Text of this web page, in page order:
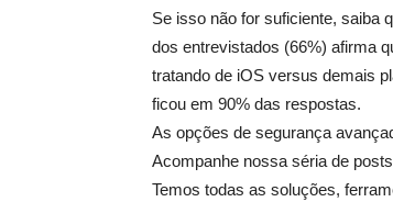
Se isso não for suficiente, saiba
dos entrevistados (66%) afirma
tratando de iOS versus demais
ficou em 90% das respostas.
As opções de segurança
Acompanhe nossa séria de
Temos todas as soluções,